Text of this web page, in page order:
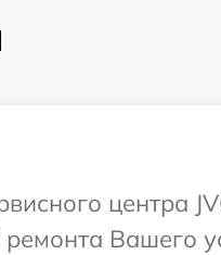
центра
Вашего